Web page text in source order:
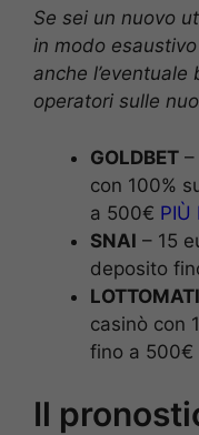
Se sei un nuovo
in modo
anche
operatori sulle
GOLDBET
con 100%
a 500€ PIÙ
SNAI – 15
deposito
casinò con
fino a 500€
Il